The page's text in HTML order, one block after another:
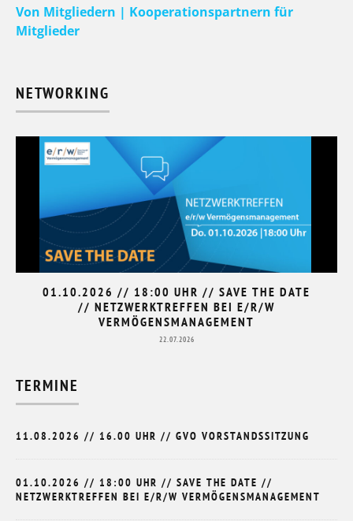
Von Mitgliedern | Kooperationspartnern für
Mitglieder
NETWORKING
01.10.2026 // 18:00 UHR // SAVE THE DATE
// NETZWERKTREFFEN BEI E/R/W
VERMÖGENSMANAGEMENT
22.07.2026
TERMINE
11.08.2026 // 16.00 UHR // GVO VORSTANDSSITZUNG
01.10.2026 // 18:00 UHR // SAVE THE DATE //
NETZWERKTREFFEN BEI E/R/W VERMÖGENSMANAGEMENT